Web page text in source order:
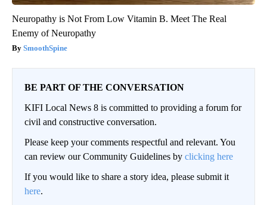
Neuropathy is Not From Low Vitamin B. Meet The Real
Enemy of Neuropathy
SmoothSpine
BE PART OF THE CONVERSATION
KIFI Local News 8 is committed to providing a forum for
civil and constructive conversation.
Please keep your comments respectful and relevant. You
can review our Community Guidelines by clicking here
If you would like to share a story idea, please submit it
here.